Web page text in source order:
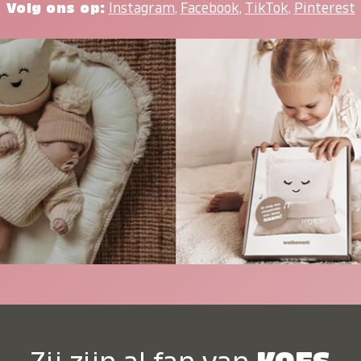
Volg ons op: Instagram, Facebook, TikTok, Pinterest